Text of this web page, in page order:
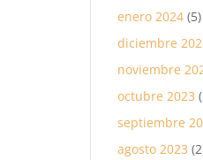
enero 2024 (5)
diciembre
noviembre
octubre 2023
septiembre
agosto 2023